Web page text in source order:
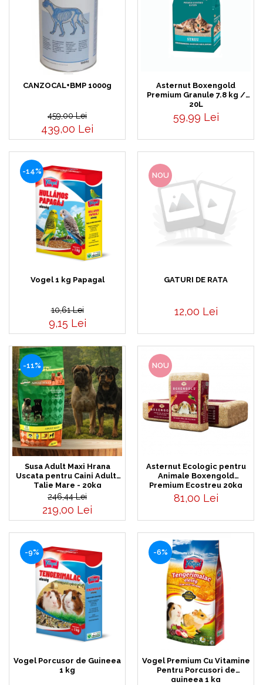
CANZOCAL+BMP 1000g
459,00 Lei
439,00 Lei
Asternut Boxengold
Premium Granule 7.8 kg /
20L
59,99 Lei
-14%
Vogel 1 kg Papagal
10,61 Lei
9,15 Lei
NOU
GATURI DE RATA
12,00 Lei
-11%
Susa Adult Maxi Hrana
Uscata pentru Caini Adulti
Talie Mare - 20kg
246,44 Lei
219,00 Lei
NOU
Asternut Ecologic pentru
Animale Boxengold
Premium Ecostreu 20kg
81,00 Lei
-9%
Vogel Porcusor de Guineea
1 kg
-6%
Vogel Premium Cu Vitamine
Pentru Porcusori de
guineea 1 kg